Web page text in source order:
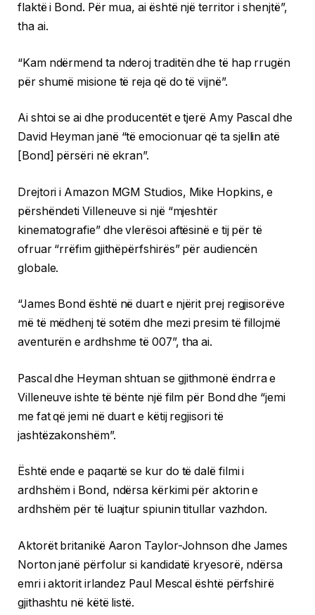
flaktë i Bond. Për mua, ai është një territor i shenjtë”,
tha ai.
“Kam ndërmend ta nderoj traditën dhe të hap rrugën
për shumë misione të reja që do të vijnë”.
Ai shtoi se ai dhe producentët e tjerë Amy Pascal dhe
David Heyman janë “të emocionuar që ta sjellin atë
[Bond] përsëri në ekran”.
Drejtori i Amazon MGM Studios, Mike Hopkins, e
përshëndeti Villeneuve si një “mjeshtër
kinematografie” dhe vlerësoi aftësinë e tij për të
ofruar “rrëfim gjithëpërfshirës” për audiencën
globale.
“James Bond është në duart e njërit prej regjisorëve
më të mëdhenj të sotëm dhe mezi presim të fillojmë
aventurën e ardhshme të 007”, tha ai.
Pascal dhe Heyman shtuan se gjithmonë ëndrra e
Villeneuve ishte të bënte një film për Bond dhe “jemi
me fat që jemi në duart e këtij regjisori të
jashtëzakonshëm”.
Është ende e paqartë se kur do të dalë filmi i
ardhshëm i Bond, ndërsa kërkimi për aktorin e
ardhshëm për të luajtur spiunin titullar vazhdon.
Aktorët britanikë Aaron Taylor-Johnson dhe James
Norton janë përfolur si kandidatë kryesorë, ndërsa
emri i aktorit irlandez Paul Mescal është përfshirë
gjithashtu në këtë listë.